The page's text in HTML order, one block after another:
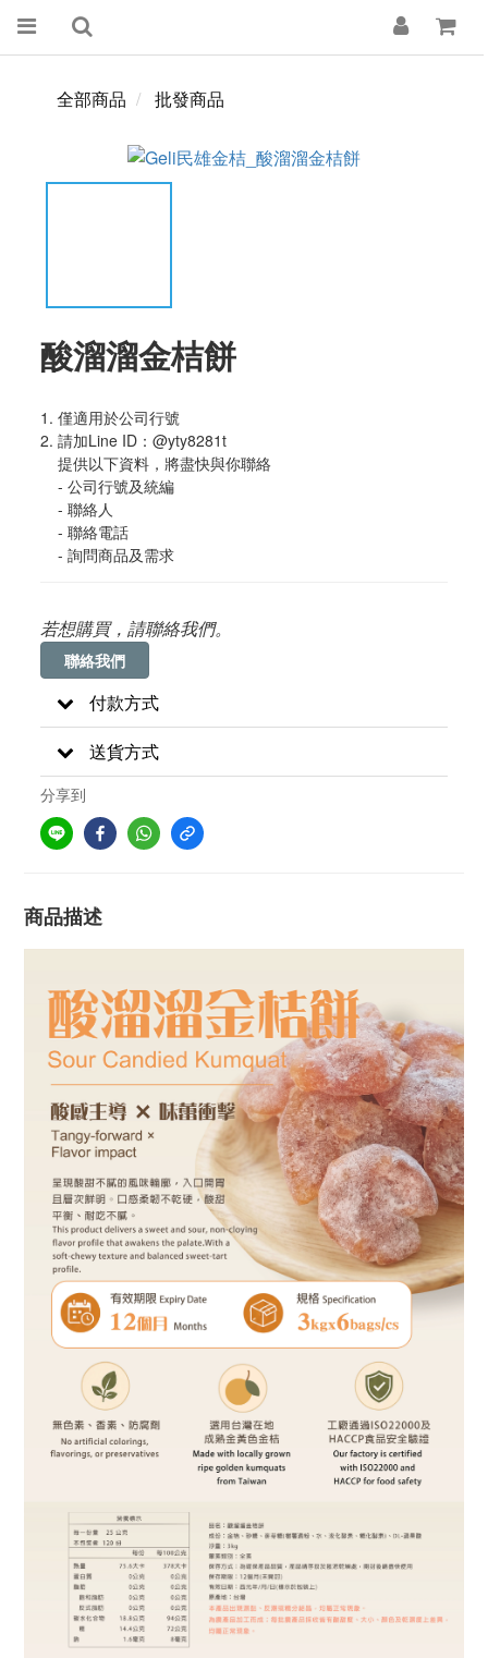
全部商品 批發商品
酸溜溜金桔餅
1. 僅適用於公司行號
2. 請加Line ID：@yty8281t
    提供以下資料，將盡快與你聯絡
    - 公司行號及統編
    - 聯絡人
    - 聯絡電話
    - 詢問商品及需求
若想購買，請聯絡我們。
聯絡我們
付款方式
送貨方式
分享到
商品描述